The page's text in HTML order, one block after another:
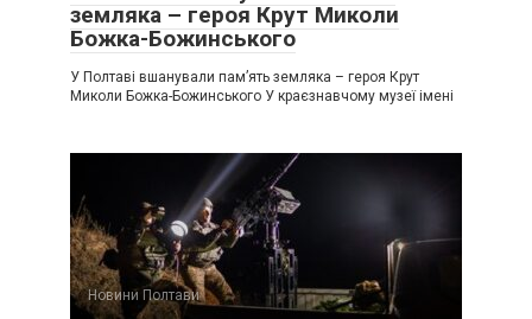
земляка – героя Крут Миколи
Божка-Божинського
У Полтаві вшанували пам’ять земляка – героя Крут
Миколи Божка-Божинського У краєзнавчому музеї імені
Новини Полтави